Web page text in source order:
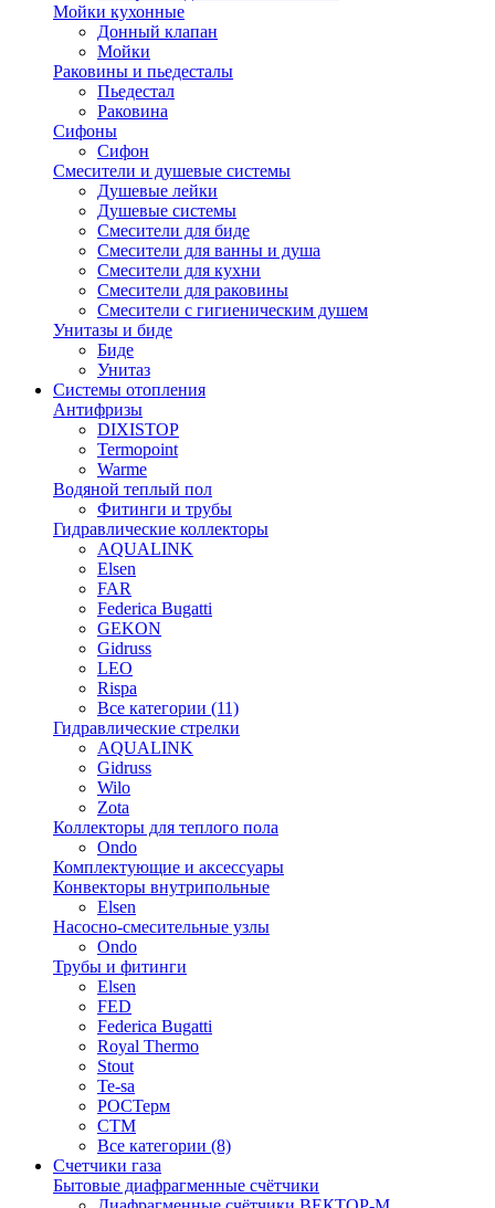
Мойки кухонные
Донный клапан
Мойки
Раковины и пьедесталы
Пьедестал
Раковина
Сифоны
Сифон
Смесители и душевые системы
Душевые лейки
Душевые системы
Смесители для биде
Смесители для ванны и душа
Смесители для кухни
Смесители для раковины
Смесители с гигиеническим душем
Унитазы и биде
Биде
Унитаз
Системы отопления
Антифризы
DIXISTOP
Termopoint
Warme
Водяной теплый пол
Фитинги и трубы
Гидравлические коллекторы
AQUALINK
Elsen
FAR
Federica Bugatti
GEKON
Gidruss
LEO
Rispa
Все категории (11)
Гидравлические стрелки
AQUALINK
Gidruss
Wilo
Zota
Коллекторы для теплого пола
Ondo
Комплектующие и аксессуары
Конвекторы внутрипольные
Elsen
Насосно-смесительные узлы
Ondo
Трубы и фитинги
Elsen
FED
Federica Bugatti
Royal Thermo
Stout
Te-sa
РОСТерм
СТМ
Все категории (8)
Счетчики газа
Бытовые диафрагменные счётчики